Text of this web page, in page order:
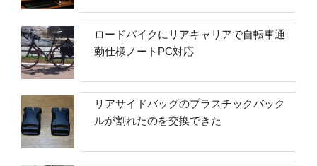
ロードバイクにリアキャリアで自転車通
勤仕様ノートPC対応
リアサイドバッグのプラスチックバック
ルが割れたのを交換できた